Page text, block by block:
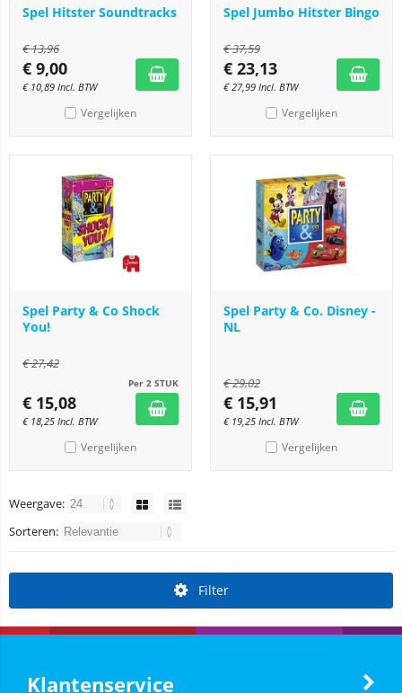
Spel Hitster Soundtracks
€13,96
€ 9,00
€ 10,89 Incl. BTW
Vergelijken
Spel Jumbo Hitster Bingo
€37,59
€ 23,13
€27,99 Incl. BTW
Vergelijken
Spel Party & Co Shock
You!
€27,42
Per 2 STUK
€ 15,08
€ 18,25 Incl. BTW
Vergelijken
Spel Party & Co. Disney -
NL
€29,02
€ 15,91
€ 19,25 Incl. BTW
Vergelijken
Weergave:
Sorteren:
Filter
Klantenservice